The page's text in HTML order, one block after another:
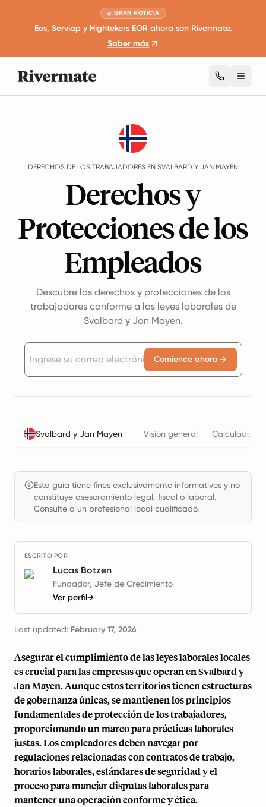
GRAN NOTICIA
Eos, Serviap y Hightekers EOR ahora son Rivermate.
Saber más
DERECHOS DE LOS TRABAJADORES EN SVALBARD Y JAN MAYEN
Derechos y
Protecciones de los
Empleados
Descubre los derechos y protecciones de los
trabajadores conforme a las leyes laborales de
Svalbard y Jan Mayen.
Comience ahora
Svalbard y Jan Mayen Visión general Calculadora
Esta guía tiene fines exclusivamente informativos y no
constituye asesoramiento legal, fiscal o laboral.
Consulte a un profesional local cualificado.
ESCRITO POR
Lucas Botzen
Fundador, Jefe de Crecimiento
Ver perfil→
Last updated: February 17, 2026
Asegurar el cumplimiento de las leyes laborales locales
es crucial para las empresas que operan en Svalbard y
Jan Mayen. Aunque estos territorios tienen estructuras
de gobernanza únicas, se mantienen los principios
fundamentales de protección de los trabajadores,
proporcionando un marco para prácticas laborales
justas. Los empleadores deben navegar por
regulaciones relacionadas concontratos de trabajo,
horarios laborales, estándares de seguridad y el
proceso para manejar disputas laborales para
mantener una operación conforme y ética.